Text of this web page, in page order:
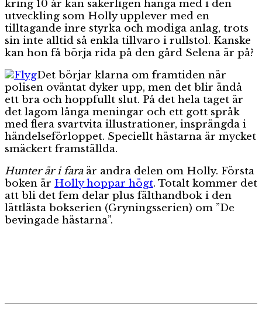
kring 10 år kan säkerligen hänga med i den
utveckling som Holly upplever med en
tilltagande inre styrka och modiga anlag, trots
sin inte alltid så enkla tillvaro i rullstol. Kanske
kan hon få börja rida på den gård Selena är på?
Det börjar klarna om framtiden när
polisen oväntat dyker upp, men det blir ändå
ett bra och hoppfullt slut. På det hela taget är
det lagom långa meningar och ett gott språk
med flera svartvita illustrationer, insprängda i
händelseförloppet. Speciellt hästarna är mycket
smäckert framställda.
Hunter är i faraär andra delen om Holly. Första
boken är Holly hoppar högt. Totalt kommer det
att bli det fem delar plus fälthandbok i den
lättlästa bokserien (Gryningsserien) om ”De
bevingade hästarna”.